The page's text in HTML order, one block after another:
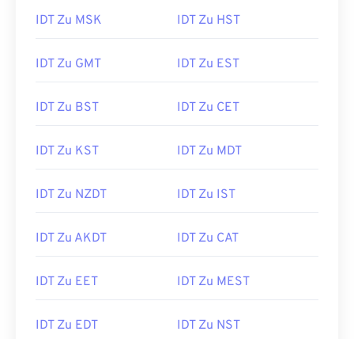
IDT Zu MSK IDT Zu HST
IDT Zu GMT IDT Zu EST
IDT Zu BST IDT Zu CET
IDT Zu KST IDT Zu MDT
IDT Zu NZDT IDT Zu IST
IDT Zu AKDT IDT Zu CAT
IDT Zu EET IDT Zu MEST
IDT Zu EDT IDT Zu NST